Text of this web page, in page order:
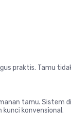
praktis. Tamu
tamu. Sistem
kunci konvensional.